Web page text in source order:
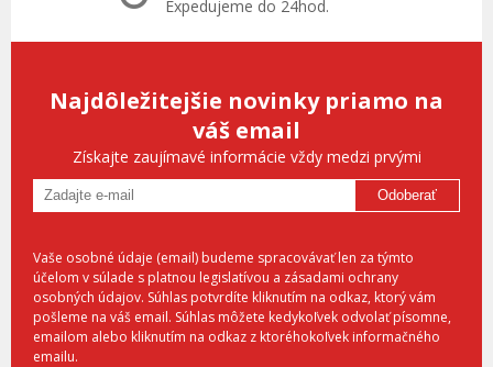
Expedujeme do 24hod.
Najdôležitejšie novinky priamo na
váš email
Získajte zaujímavé informácie vždy medzi prvými
Odoberať
Vaše osobné údaje (email) budeme spracovávať len za týmto
účelom v súlade s platnou legislatívou a zásadami ochrany
osobných údajov. Súhlas potvrdíte kliknutím na odkaz, ktorý vám
pošleme na váš email. Súhlas môžete kedykoľvek odvolať písomne,
emailom alebo kliknutím na odkaz z ktoréhokoľvek informačného
emailu.